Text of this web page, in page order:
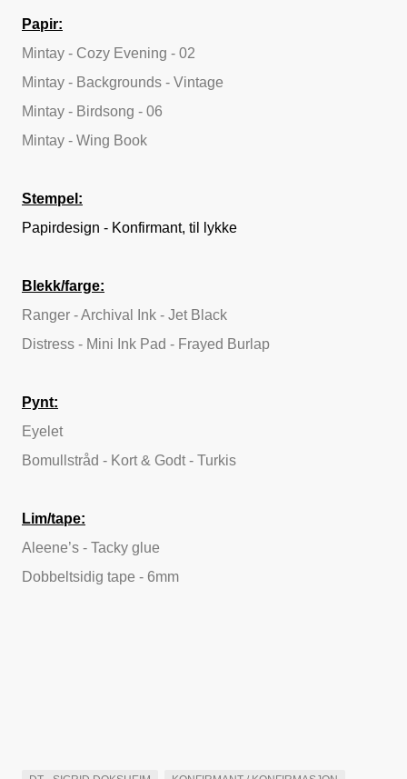
Papir:
Mintay - Cozy Evening - 02
Mintay - Backgrounds - Vintage
Mintay - Birdsong - 06
Mintay - Wing Book
Stempel:
Papirdesign - Konfirmant, til lykke
Blekk/farge:
Ranger - Archival Ink - Jet Black
Distress - Mini Ink Pad - Frayed Burlap
Pynt:
Eyelet
Bomullstråd - Kort & Godt - Turkis
Lim/tape:
Aleene’s - Tacky glue
Dobbeltsidig tape - 6mm